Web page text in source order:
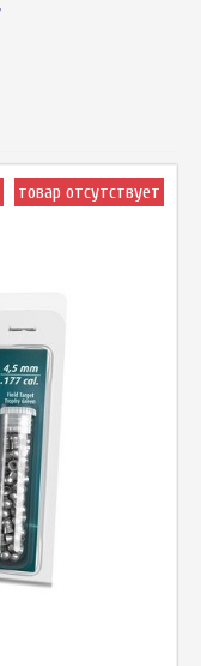
товар отсутствует